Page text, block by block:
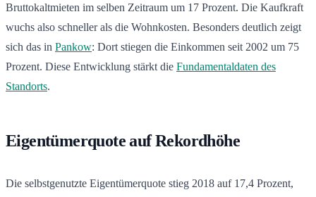
Bruttokaltmieten im selben Zeitraum um 17 Prozent. Die Kaufkraft
wuchs also schneller als die Wohnkosten. Besonders deutlich zeigt
sich das in Pankow: Dort stiegen die Einkommen seit 2002 um 75
Prozent. Diese Entwicklung stärkt die Fundamentaldaten des
Standorts.
Eigentümerquote auf Rekordhöhe
Die selbstgenutzte Eigentümerquote stieg 2018 auf 17,4 Prozent,